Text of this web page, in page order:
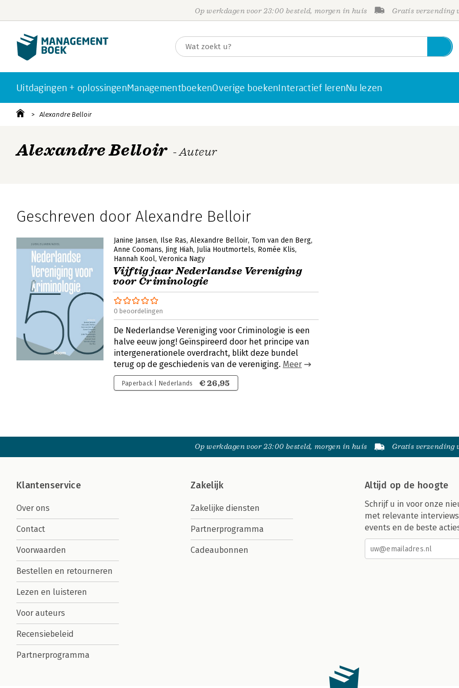
Op werkdagen voor 23:00 besteld, morgen in huis Gratis verzending
Uitdagingen + oplossingenManagementboekenOverige boekenInteractief lerenNu lezen
Alexandre Belloir
Alexandre Belloir - Auteur
Geschreven door Alexandre Belloir
Janine Jansen Ilse Ras Alexandre Belloir Tom van den Berg
Anne Coomans Jing Hiah Julia Houtmortels Romée Klis
Hannah Kool Veronica Nagy
Vijftig jaar Nederlandse Vereniging
voor Criminologie
0 beoordelingen
De Nederlandse Vereniging voor Criminologie is een
halve eeuw jong! Geïnspireerd door het principe van
intergenerationele overdracht, blikt deze bundel
terug op de geschiedenis van de vereniging. Meer
Paperback | Nederlands € 26,95
Op werkdagen voor 23:00 besteld, morgen in huis Gratis verzending
Klantenservice
Over ons
Contact
Voorwaarden
Bestellen en retourneren
Lezen en luisteren
Voor auteurs
Recensiebeleid
Partnerprogramma
Zakelijk
Zakelijke diensten
Partnerprogramma
Cadeaubonnen
Altijd op de hoogte
Schrijf u in voor onze
met relevante
events en de beste